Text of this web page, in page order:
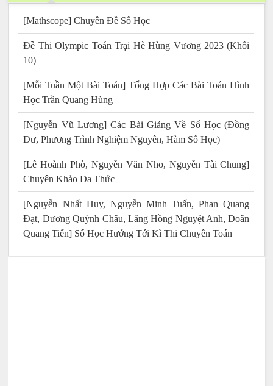
[Mathscope] Chuyên Đề Số Học
Đề Thi Olympic Toán Trại Hè Hùng Vương 2023 (Khối
10)
[Mỗi Tuần Một Bài Toán] Tổng Hợp Các Bài Toán Hình
Học Trần Quang Hùng
[Nguyễn Vũ Lương] Các Bài Giảng Về Số Học (Đồng
Dư, Phương Trình Nghiệm Nguyên, Hàm Số Học)
[Lê Hoành Phò, Nguyễn Văn Nho, Nguyễn Tài Chung]
Chuyên Khảo Đa Thức
[Nguyễn Nhất Huy, Nguyễn Minh Tuấn, Phan Quang
Đạt, Dương Quỳnh Châu, Lăng Hồng Nguyệt Anh, Doãn
Quang Tiến] Số Học Hướng Tới Kì Thi Chuyên Toán